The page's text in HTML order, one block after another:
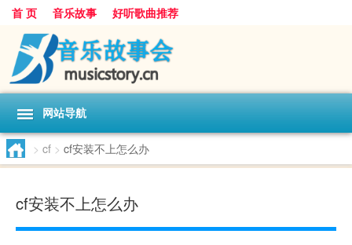
首 页 音乐故事 好听歌曲推荐
网站导航
> cf > cf安装不上怎么办
cf安装不上怎么办